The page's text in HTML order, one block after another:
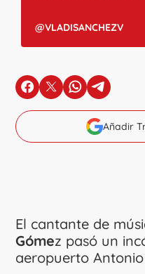
@VLADISANCHEZV
en Facebook
en Xen Whatsapp
en
Añadir
El cantante de
Gómez pasó un
aeropuerto